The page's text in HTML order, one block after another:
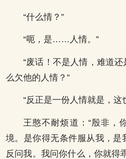
“什么情？”
“呃，是……人情。”
“废话！不是人情，难道
么欠他的人情？”
“反正是一份人情就是，这
王憨不耐烦道：“殷非，
境。是你得无条件服从我，是
反问我。我问你什么，你就